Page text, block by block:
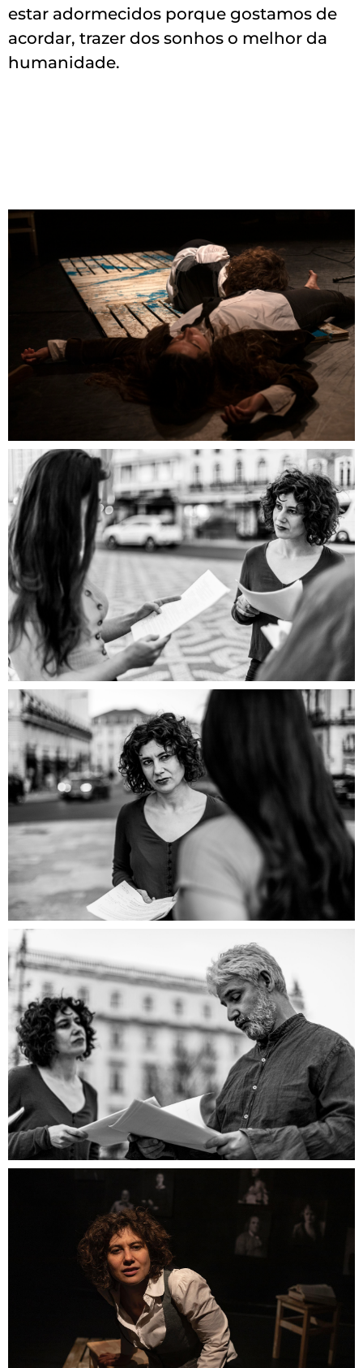
estar adormecidos porque gostamos de
acordar, trazer dos sonhos o melhor da
humanidade.